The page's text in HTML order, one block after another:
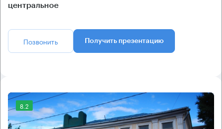
центральное
Позвонить Получить презентацию
8.2